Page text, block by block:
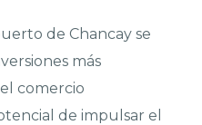
de Chancay se
más
comercio
de impulsar el